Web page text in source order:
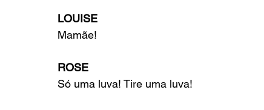
LOUISE
Mamãe!
ROSE
Só uma luva! Tire uma luva!